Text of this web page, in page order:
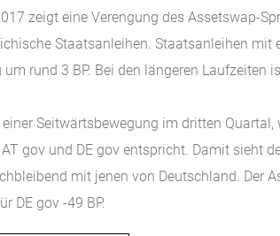
zeigt eine Verengung des Assetswap-
Staatsanleihen. Staatsanleihen
um rund 3 BP. Bei den längeren Laufzeiten
einer Seitwärtsbewegung im dritten
gov und DE gov entspricht. Damit sieht
mit jenen von Deutschland. Der
DE gov -49 BP.